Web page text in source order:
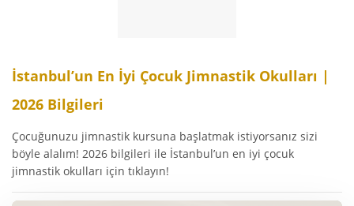
İstanbul’un En İyi Çocuk Jimnastik Okulları |
2026 Bilgileri
Çocuğunuzu jimnastik kursuna başlatmak istiyorsanız sizi
böyle alalım! 2026 bilgileri ile İstanbul’un en iyi çocuk
jimnastik okulları için tıklayın!